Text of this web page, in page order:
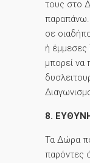
τους στο
παραπάνω.
σε
ή έμμεσες
μπορεί να
8.
Τα Δώρα
παρόντες